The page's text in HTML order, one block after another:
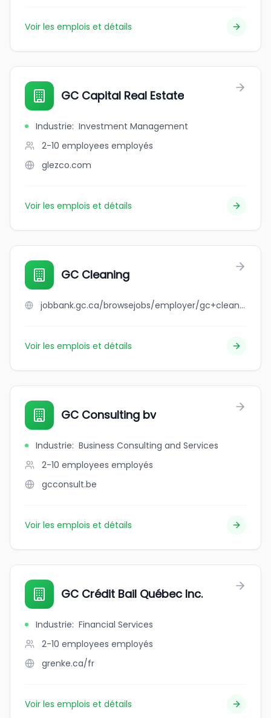
Voir les emplois et détails
GC Capital Real Estate
Industrie: Investment Management
2-10 employees employés
glezco.com
Voir les emplois et détails
GC Cleaning
jobbank.gc.ca/browsejobs/employer/gc+cleaning/ca
Voir les emplois et détails
GC Consulting bv
Industrie: Business Consulting and Services
2-10 employees employés
gcconsult.be
Voir les emplois et détails
GC Crédit Bail Québec Inc.
Industrie: Financial Services
2-10 employees employés
grenke.ca/fr
Voir les emplois et détails